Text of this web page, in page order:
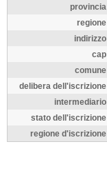
provincia
regione
indirizzo
cap
comune
delibera dell'iscrizione
intermediario
stato dell'iscrizione
regione d'iscrizione